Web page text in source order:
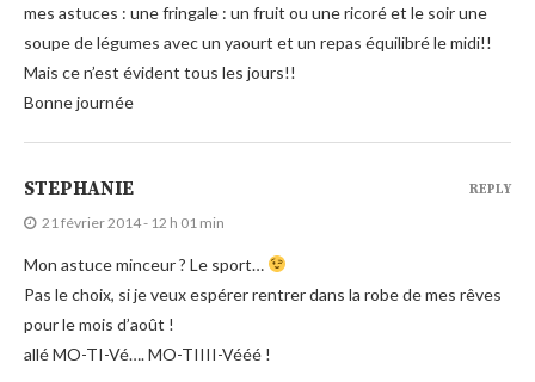
mes astuces : une fringale : un fruit ou une ricoré et le soir une
soupe de légumes avec un yaourt et un repas équilibré le midi!!
Mais ce n’est évident tous les jours!!
Bonne journée
STEPHANIE
21 février 2014 - 12 h 01 min
Mon astuce minceur ? Le sport…
Pas le choix, si je veux espérer rentrer dans la robe de mes rêves
pour le mois d’août !
allé MO-TI-Vé…. MO-TIIII-Vééé !
REPLY